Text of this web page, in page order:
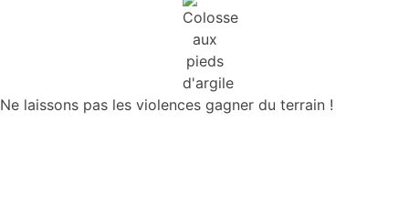
Ne laissons pas les violences gagner du terrain !